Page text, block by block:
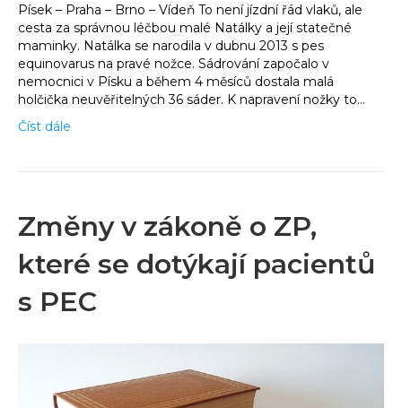
Písek – Praha – Brno – Vídeň To není jízdní řád vlaků, ale
cesta za správnou léčbou malé Natálky a její statečné
maminky. Natálka se narodila v dubnu 2013 s pes
equinovarus na pravé nožce. Sádrování započalo v
nemocnici v Písku a během 4 měsíců dostala malá
holčička neuvěřitelných 36 sáder. K napravení nožky to…
Číst dále
Změny v zákoně o ZP,
které se dotýkají pacientů
s PEC